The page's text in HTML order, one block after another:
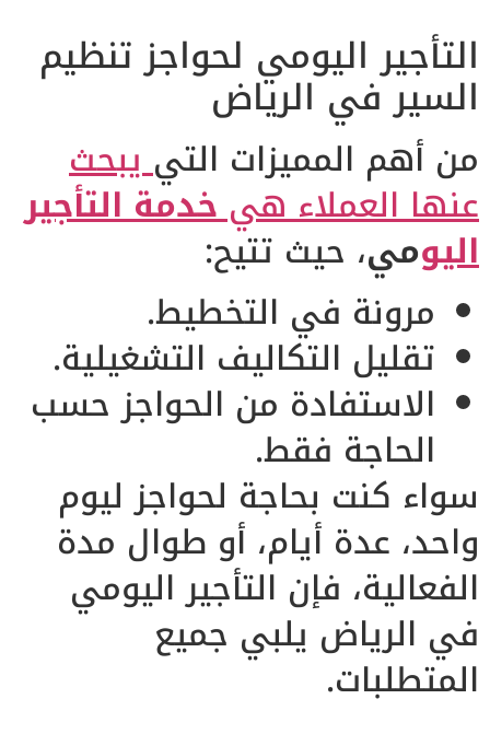
التأجير اليومي لحواجز تنظيم
السير في الرياض
من أهم المميزات التييبحث
عنها العملاء هيخدمة التأجير
اليومي، حيث تتيح:
مرونة في التخطيط.
تقليل التكاليف التشغيلية.
الاستفادة من الحواجز حسب
الحاجة فقط.
سواء كنت بحاجة لحواجز ليوم
واحد، عدة أيام، أو طوال مدة
الفعالية، فإن التأجير اليومي
في الرياض يلبي جميع
المتطلبات.